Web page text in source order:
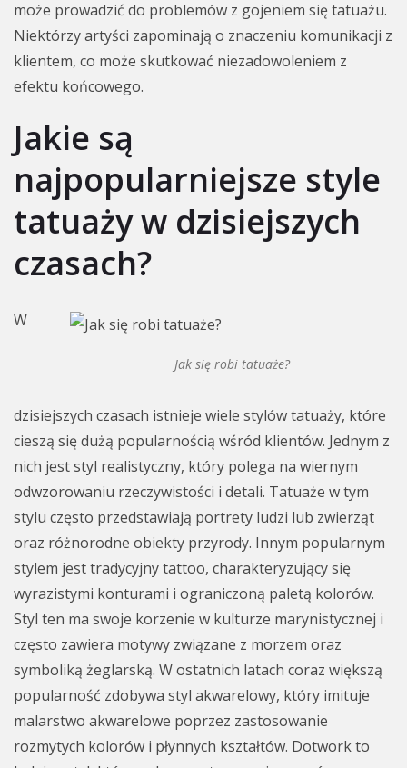
może prowadzić do problemów z gojeniem się tatuażu.
Niektórzy artyści zapominają o znaczeniu komunikacji z
klientem, co może skutkować niezadowoleniem z
efektu końcowego.
Jakie są
najpopularniejsze style
tatuaży w dzisiejszych
czasach?
Jak się robi tatuaże?
W
dzisiejszych czasach istnieje wiele stylów tatuaży, które
cieszą się dużą popularnością wśród klientów. Jednym z
nich jest styl realistyczny, który polega na wiernym
odwzorowaniu rzeczywistości i detali. Tatuaże w tym
stylu często przedstawiają portrety ludzi lub zwierząt
oraz różnorodne obiekty przyrody. Innym popularnym
stylem jest tradycyjny tattoo, charakteryzujący się
wyrazistymi konturami i ograniczoną paletą kolorów.
Styl ten ma swoje korzenie w kulturze marynistycznej i
często zawiera motywy związane z morzem oraz
symboliką żeglarską. W ostatnich latach coraz większą
popularność zdobywa styl akwarelowy, który imituje
malarstwo akwarelowe poprzez zastosowanie
rozmytych kolorów i płynnych kształtów. Dotwork to